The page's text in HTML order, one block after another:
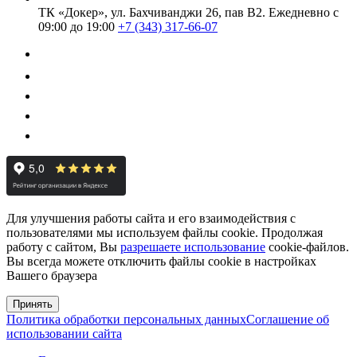
ТК «Докер», ул. Бахчиванджи 26, пав В2. Ежедневно с
09:00 до 19:00 +7 (343) 317-66-07
Для улучшения работы сайта и его взаимодействия с
пользователями мы используем файлы cookie. Продолжая
работу с сайтом, Вы разрешаете использование cookie-файлов.
Вы всегда можете отключить файлы cookie в настройках
Вашего браузера
Принять
Политика обработки персональных данныхСоглашение об
использовании сайта